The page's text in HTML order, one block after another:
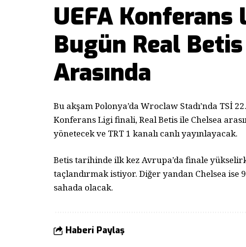
UEFA Konferans
Bugün Real
Arasında
Bu akşam Polonya’da Wroclaw Stadı’nda TSİ
Konferans Ligi finali, Real Betis ile Chelsea
yönetecek ve TRT 1 kanalı canlı yayınlayacak.
Betis tarihinde ilk kez Avrupa’da finale
taçlandırmak istiyor. Diğer yandan Chelsea ise
sahada olacak.
Haberi Paylaş